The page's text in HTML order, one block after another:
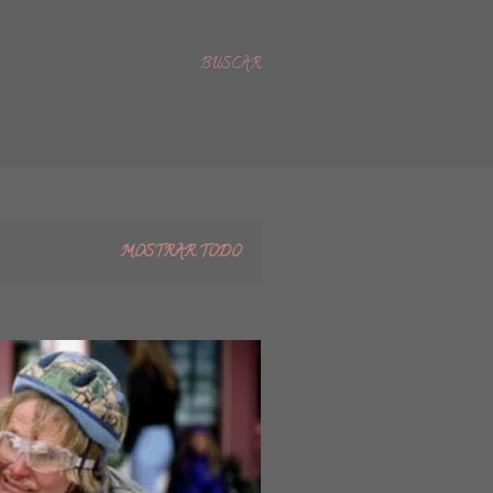
BUSCAR
MOSTRAR TODO